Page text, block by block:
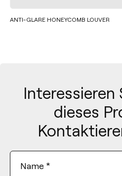
ANTI-GLARE HONEYCOMB LOUVER
Interessieren
dieses
Name *